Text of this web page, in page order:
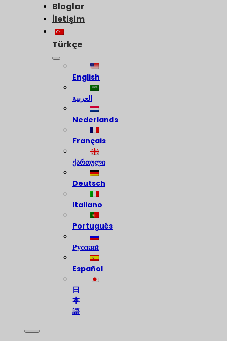
Bloglar
İletişim
Türkçe
English
العربية
Nederlands
Français
ქართული
Deutsch
Italiano
Português
Русский
Español
日
本
語